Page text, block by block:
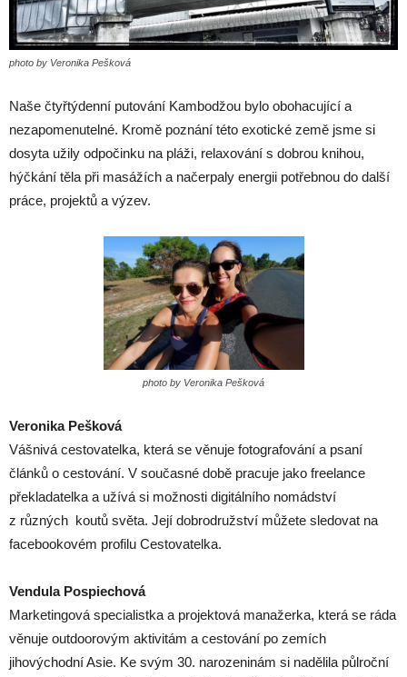
photo by Veronika Pešková
Naše čtyřtýdenní putování Kambodžou bylo obohacující a
nezapomenutelné. Kromě poznání této exotické země jsme si
dosyta užily odpočinku na pláži, relaxování s dobrou knihou,
hýčkání těla při masážích a načerpaly energii potřebnou do další
práce, projektů a výzev.
photo by Veronika Pešková
Veronika Pešková
Vášnivá cestovatelka, která se věnuje fotografování a psaní
článků o cestování. V současné době pracuje jako freelance
překladatelka a užívá si možnosti digitálního nomádství
z různých koutů světa. Její dobrodružství můžete sledovat na
facebookovém profilu Cestovatelka.
Vendula Pospiechová
Marketingová specialistka a projektová manažerka, která se ráda
věnuje outdoorovým aktivitám a cestování po zemích
jihovýchodní Asie. Ke svým 30. narozeninám si nadělila půlroční